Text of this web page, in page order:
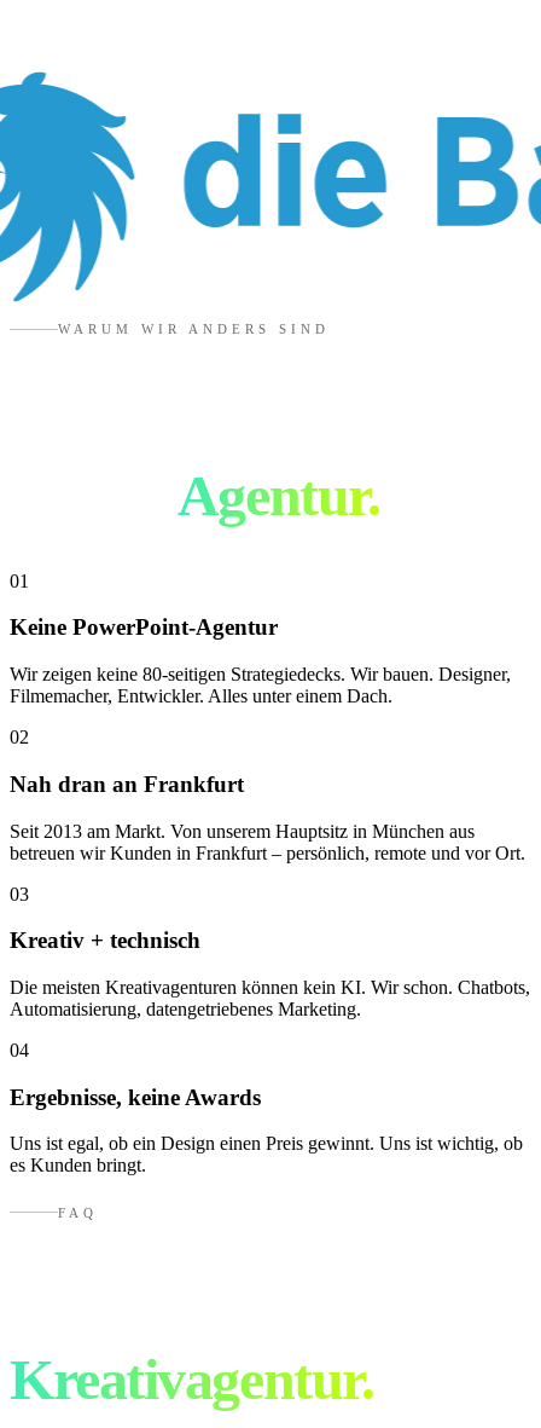
WARUM WIR ANDERS SIND
Agentur.
01
Keine PowerPoint-Agentur
Wir zeigen keine 80-seitigen Strategiedecks. Wir bauen. Designer,
Filmemacher, Entwickler. Alles unter einem Dach.
02
Nah dran an Frankfurt
Seit 2013 am Markt. Von unserem Hauptsitz in München aus
betreuen wir Kunden in Frankfurt – persönlich, remote und vor Ort.
03
Kreativ + technisch
Die meisten Kreativagenturen können kein KI. Wir schon. Chatbots,
Automatisierung, datengetriebenes Marketing.
04
Ergebnisse, keine Awards
Uns ist egal, ob ein Design einen Preis gewinnt. Uns ist wichtig, ob
es Kunden bringt.
FAQ
Kreativagentur.